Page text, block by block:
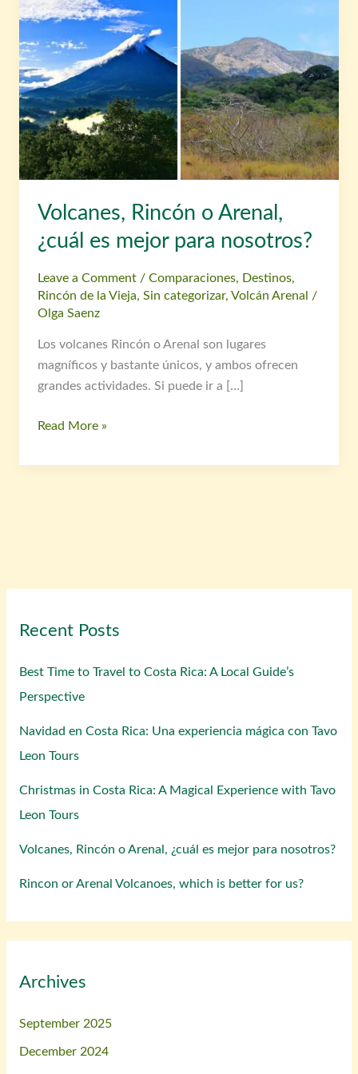
Volcanes, Rincón o Arenal,
¿cuál es mejor para nosotros?
Leave a Comment /Comparaciones, Destinos,
Rincón de la Vieja,Sin categorizar,Volcán Arenal
/
Olga Saenz
Los volcanes Rincón o Arenal son lugares
magníficos y bastante únicos, y ambos ofrecen
grandes actividades. Si puede ir a […]
o
Arenal,
¿cuál
es
mejor
para
nosotros?
Read More »
Recent Posts
Best Time to Travel to Costa Rica: A Local Guide’s
Perspective
Navidad en Costa Rica: Una experiencia mágica con Tavo
Leon Tours
Christmas in Costa Rica: A Magical Experience with Tavo
Leon Tours
Volcanes, Rincón o Arenal, ¿cuál es mejor para nosotros?
Rincon or Arenal Volcanoes, which is better for us?
Archives
September 2025
December 2024